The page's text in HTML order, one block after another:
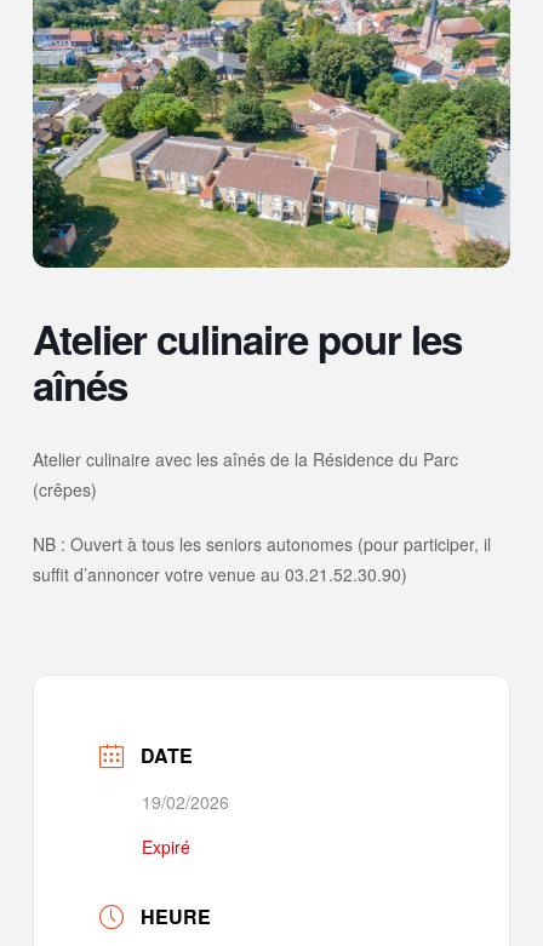
Atelier culinaire pour les
aînés
Atelier culinaire avec les aînés de la Résidence du Parc
(crêpes)
NB : Ouvert à tous les seniors autonomes (pour participer, il
suffit d’annoncer votre venue au 03.21.52.30.90)
DATE
19/02/2026
Expiré
HEURE